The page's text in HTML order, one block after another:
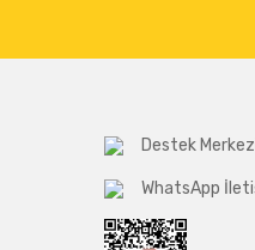
Destek
WhatsApp